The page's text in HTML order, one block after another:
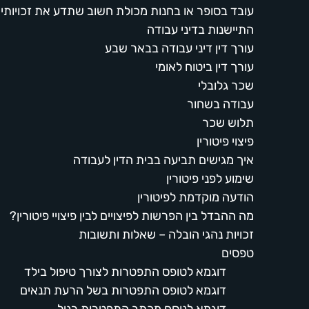
עובד בסופר או בחנות מכולת חשוב שתדע את
התיישנות בדיני עבודה
עורך דין דיני עבודה בבאר שבע
עורך דין ביטוח לאומי
שכר גלובלי
עבודה בשחור
תלוש שכר
פיצוי פיטורין
איך מגישים תביעה בבית הדין לעבודה
שימוע לפני פיטורין
הודעה מוקדמת לפיטורין
מה ההבדל בין הפרשות לפיצויים לבין פיצויי פיטורין?
זכויות נהגי הובלה – שאלות ותשובות
טפסים
דוגמא לטופס התפטרות לצורך טיפול בילד
דוגמא לטופס התפטרות בשל הרעת תנאים